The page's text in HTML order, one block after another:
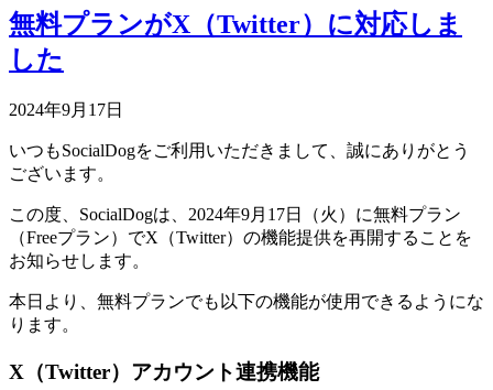
無料プランがX（Twitter）に対応しま
した
2024年9月17日
いつもSocialDogをご利用いただきまして、誠にありがとう
ございます。
この度、SocialDogは、2024年9月17日（火）に無料プラン
（Freeプラン）でX（Twitter）の機能提供を再開することを
お知らせします。
本日より、無料プランでも以下の機能が使用できるようにな
ります。
X（Twitter）アカウント連携機能